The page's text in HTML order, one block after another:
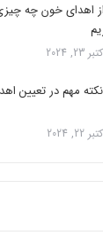
اهدای خون چه
23, 2024
مهم در
22, 2024